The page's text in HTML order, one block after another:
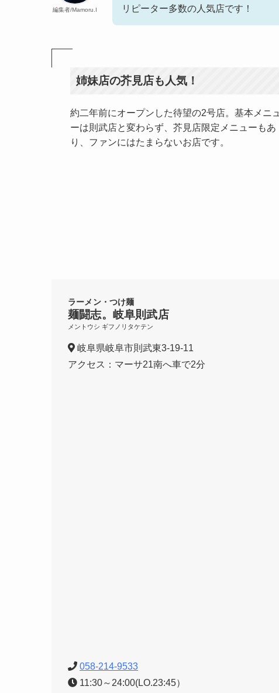
編集者/Mamoru.I
リピーター多数の人気店です！
姉妹店の芥見店も人気！
約二年前にオープンした待望の2号店。基本メニュ
ーは則武店と変わらず、芥見店限定メニューもあ
り、ファンにはたまらないお店です。
ラーメン・つけ麺
麺闘志。岐阜則武店
メントウシ ギフノリタケテン
岐阜県岐阜市則武東3-19-11
アクセス：マーサ21南へ車で2分
058-214-9533
11:30～24:00(LO.23:45）